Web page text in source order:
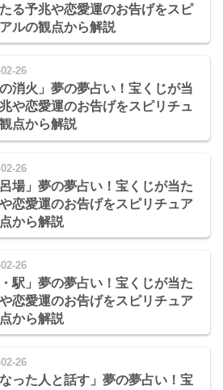
る予兆や恋愛運のお告げをスピ
ルの観点から解説
26
の消火」夢の夢占い！宝くじが当
や恋愛運のお告げをスピリチュ
点から解説
26
呂場」夢の夢占い！宝くじが当た
恋愛運のお告げをスピリチュア
から解説
26
・駅」夢の夢占い！宝くじが当た
恋愛運のお告げをスピリチュア
から解説
26
なった人と話す」夢の夢占い！宝